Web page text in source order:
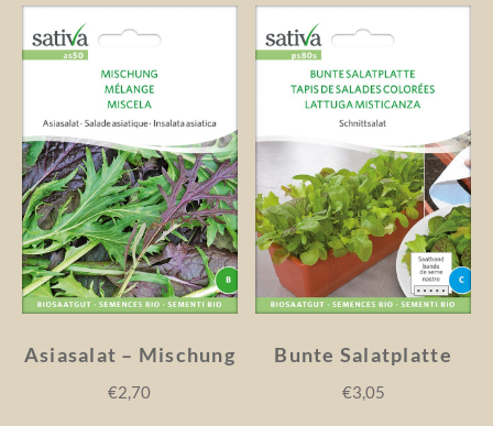
Asiasalat – Mischung
€2,70
Bunte Salatplatte
€3,05